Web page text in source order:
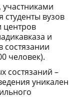
участниками
вузов
центров
и
состязании
человек).
состязаний –
уникален